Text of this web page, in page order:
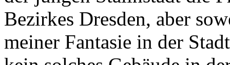
Bezirkes Dresden, aber
meiner Fantasie in der